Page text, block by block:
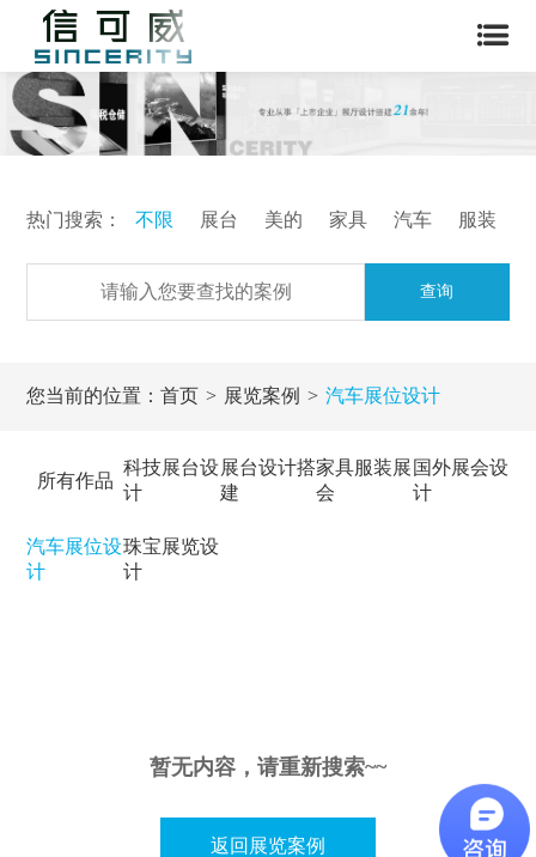
热门搜索： 不限 展台 美的 家具 汽车 服装
查询
您当前的位置：首页 展览案例 汽车展位设计
所有作品
科技展台设
计
展台设计搭
建
家具服装展
会
国外展会设
计
汽车展位设
计
珠宝展览设
计
暂无内容，请重新搜索~~
返回展览案例